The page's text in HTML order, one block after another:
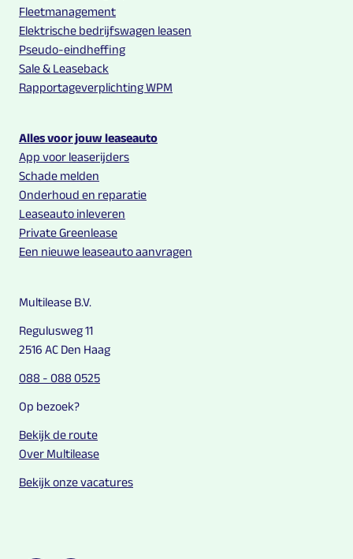
Fleetmanagement
Elektrische bedrijfswagen leasen
Pseudo-eindheffing
Sale & Leaseback
Rapportageverplichting WPM
Alles voor jouw leaseauto
App voor leaserijders
Schade melden
Onderhoud en reparatie
Leaseauto inleveren
Private Greenlease
Een nieuwe leaseauto aanvragen
Multilease B.V.
Regulusweg 11
2516 AC Den Haag
088 - 088 0525
Op bezoek?
Bekijk de route
Over Multilease
Bekijk onze vacatures